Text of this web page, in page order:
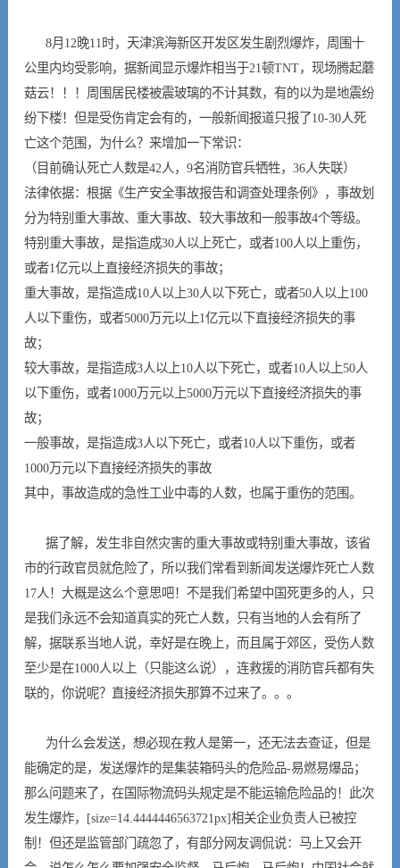
8月12晚11时，天津滨海新区开发区发生剧烈爆炸，周围十
公里内均受影响，据新闻显示爆炸相当于21顿TNT，现场腾起蘑
菇云！！！周围居民楼被震玻璃的不计其数，有的以为是地震纷
纷下楼！但是受伤肯定会有的，一般新闻报道只报了10-30人死
亡这个范围，为什么？来增加一下常识：
（目前确认死亡人数是42人，9名消防官兵牺牲，36人失联）
法律依据：根据《生产安全事故报告和调查处理条例》，事故划
分为特别重大事故、重大事故、较大事故和一般事故4个等级。
特别重大事故，是指造成30人以上死亡，或者100人以上重伤，
或者1亿元以上直接经济损失的事故；
重大事故，是指造成10人以上30人以下死亡，或者50人以上100
人以下重伤，或者5000万元以上1亿元以下直接经济损失的事
故；
较大事故，是指造成3人以上10人以下死亡，或者10人以上50人
以下重伤，或者1000万元以上5000万元以下直接经济损失的事
故；
一般事故，是指造成3人以下死亡，或者10人以下重伤，或者
1000万元以下直接经济损失的事故
其中，事故造成的急性工业中毒的人数，也属于重伤的范围。
据了解，发生非自然灾害的重大事故或特别重大事故，该省
市的行政官员就危险了，所以我们常看到新闻发送爆炸死亡人数
17人！大概是这么个意思吧！不是我们希望中国死更多的人，只
是我们永远不会知道真实的死亡人数，只有当地的人会有所了
解，据联系当地人说，幸好是在晚上，而且属于郊区，受伤人数
至少是在1000人以上（只能这么说），连救援的消防官兵都有失
联的，你说呢？直接经济损失那算不过来了。。。
为什么会发送，想必现在救人是第一，还无法去查证，但是
能确定的是，发送爆炸的是集装箱码头的危险品-易燃易爆品；
那么问题来了，在国际物流码头规定是不能运输危险品的！此次
发生爆炸，[size=14.4444446563721px]相关企业负责人已被控
制！但还是监管部门疏忽了，有部分网友调侃说：马上又会开